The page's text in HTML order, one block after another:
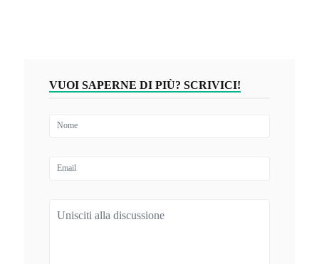
VUOI SAPERNE DI PIÙ? SCRIVICI!